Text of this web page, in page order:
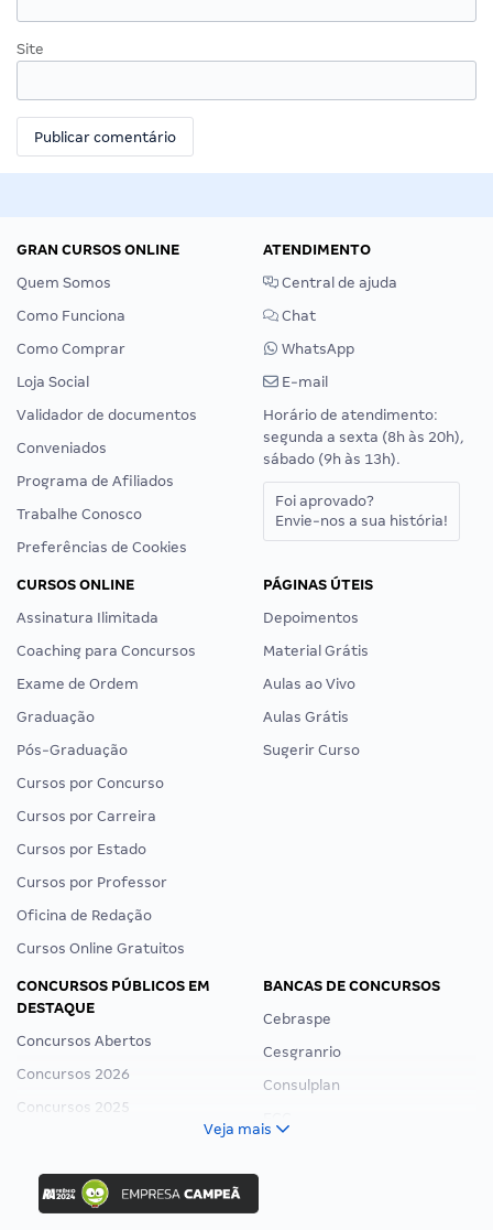
Site
GRAN CURSOS ONLINE
Quem Somos
Como Funciona
Como Comprar
Loja Social
Validador de documentos
Conveniados
Programa de Afiliados
Trabalhe Conosco
Preferências de Cookies
ATENDIMENTO
Central de ajuda
Chat
WhatsApp
E-mail
Horário de atendimento:
segunda a sexta (8h às 20h),
sábado (9h às 13h).
Foi aprovado?
Envie-nos a sua história!
CURSOS ONLINE
Assinatura Ilimitada
Coaching para Concursos
Exame de Ordem
Graduação
Pós-Graduação
Cursos por Concurso
Cursos por Carreira
Cursos por Estado
Cursos por Professor
Oficina de Redação
Cursos Online Gratuitos
PÁGINAS ÚTEIS
Depoimentos
Material Grátis
Aulas ao Vivo
Aulas Grátis
Sugerir Curso
CONCURSOS PÚBLICOS EM
DESTAQUE
Concursos Abertos
Concursos 2026
Concursos 2025
Concurso Ibama
Concurso MPU
BANCAS DE CONCURSOS
Cebraspe
Cesgranrio
Consulplan
Veja mais